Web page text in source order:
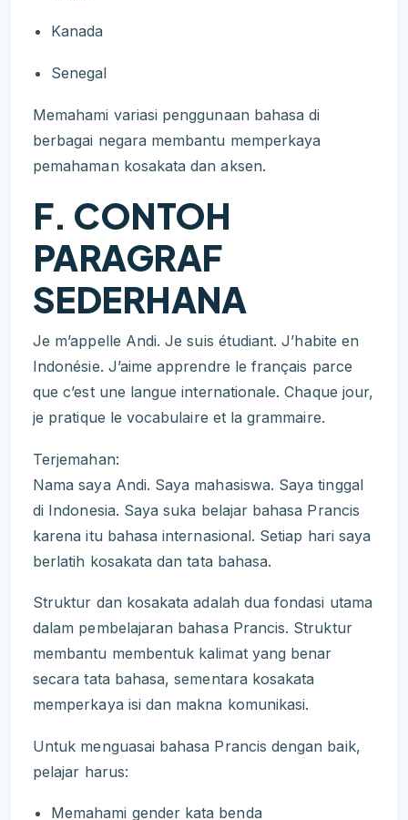
Kanada
Senegal
Memahami variasi penggunaan bahasa di
berbagai negara membantu memperkaya
pemahaman kosakata dan aksen.
F. CONTOH
PARAGRAF
SEDERHANA
Je m’appelle Andi. Je suis étudiant. J’habite en
Indonésie. J’aime apprendre le français parce
que c’est une langue internationale. Chaque jour,
je pratique le vocabulaire et la grammaire.
Terjemahan:
Nama saya Andi. Saya mahasiswa. Saya tinggal
di Indonesia. Saya suka belajar bahasa Prancis
karena itu bahasa internasional. Setiap hari saya
berlatih kosakata dan tata bahasa.
Struktur dan kosakata adalah dua fondasi utama
dalam pembelajaran bahasa Prancis. Struktur
membantu membentuk kalimat yang benar
secara tata bahasa, sementara kosakata
memperkaya isi dan makna komunikasi.
Untuk menguasai bahasa Prancis dengan baik,
pelajar harus:
Memahami gender kata benda